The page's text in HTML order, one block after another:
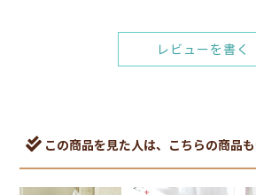
レビューを書く
この商品を見た人は、こちらの商品